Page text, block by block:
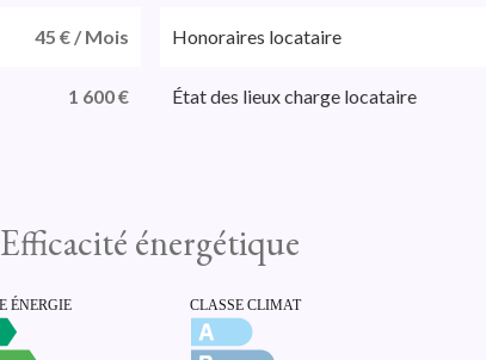
45 € / Mois Honoraires locataire
1 600 € État des lieux charge locataire
Efficacité énergétique